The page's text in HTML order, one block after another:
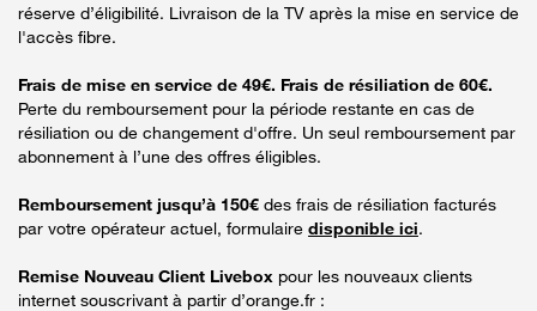
réserve d’éligibilité. Livraison de la TV après la mise en service de
l'accès fibre.
Frais de mise en service de 49€. Frais de résiliation de 60€.
Perte du remboursement pour la période restante en cas de
résiliation ou de changement d'offre. Un seul remboursement par
abonnement à l’une des offres éligibles.
Remboursement jusqu’à 150€ des frais de résiliation facturés
par votre opérateur actuel, formulaire disponible ici.
Remise Nouveau Client Livebox pour les nouveaux clients
internet souscrivant à partir d’orange.fr :